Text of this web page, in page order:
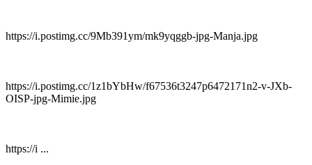
https://i.postimg.cc/9Mb391ym/mk9yqggb-jpg-Manja.jpg
https://i.postimg.cc/1z1bYbHw/f67536t3247p6472171n2-v-JXb-
OISP-jpg-Mimie.jpg
https://i ...